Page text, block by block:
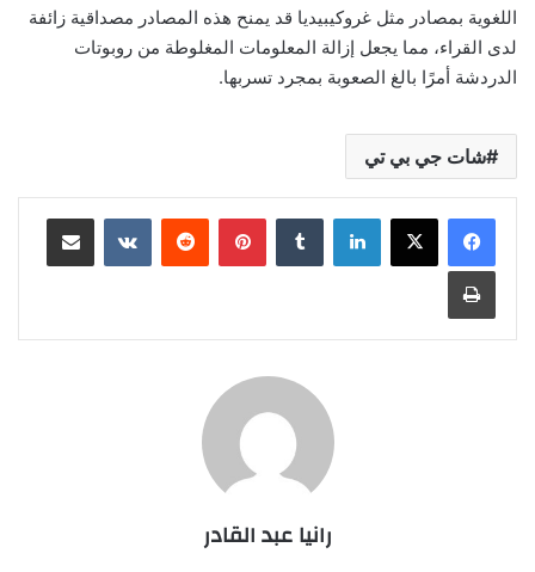
اللغوية بمصادر مثل غروكيبيديا قد يمنح هذه المصادر مصداقية زائفة
لدى القراء، مما يجعل إزالة المعلومات المغلوطة من روبوتات
الدردشة أمرًا بالغ الصعوبة بمجرد تسربها.
شات جي بي تي
لينكدإن بينتيريست مشاركة عبر البريد
طباعة
رانيا عبد القادر